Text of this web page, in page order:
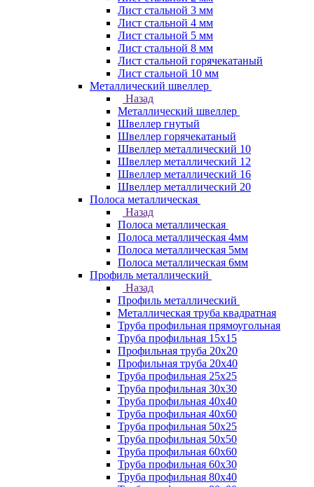
Лист стальной 3 мм
Лист стальной 4 мм
Лист стальной 5 мм
Лист стальной 8 мм
Лист стальной горячекатаный
Лист стальной 10 мм
Металлический швеллер
Назад
Металлический швеллер
Швеллер гнутый
Швеллер горячекатаный
Швеллер металлический 10
Швеллер металлический 12
Швеллер металлический 16
Швеллер металлический 20
Полоса металлическая
Назад
Полоса металлическая
Полоса металлическая 4мм
Полоса металлическая 5мм
Полоса металлическая 6мм
Профиль металлический
Назад
Профиль металлический
Металлическая труба квадратная
Труба профильная прямоугольная
Труба профильная 15х15
Профильная труба 20х20
Профильная труба 20х40
Труба профильная 25х25
Труба профильная 30x30
Труба профильная 40х40
Труба профильная 40х60
Труба профильная 50х25
Труба профильная 50х50
Труба профильная 60x60
Труба профильная 60х30
Труба профильная 80х40